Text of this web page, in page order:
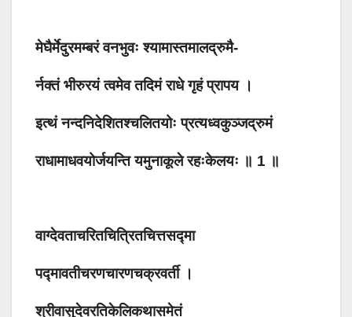
मेघैर्मेदुरमम्बरं वनभुवः श्यामास्तमालद्रुमै-
र्नक्तं भीरुरयं त्वमेव तदिमं राधे गृहं प्रापय ।
इत्थं नन्दनिदेशितश्चलितयोः प्रत्यध्वकुञ्जद्रुमं
राधामाधवयोर्जयन्ति यमुनाकूले रहःकेलयः ॥ 1 ॥
वाग्देवताचरितचित्रितचित्तसद्मा
पद्मावतीचरणचारणचक्रवर्ती ।
श्रीवासुदेवरतिकेलिकथासमेतं